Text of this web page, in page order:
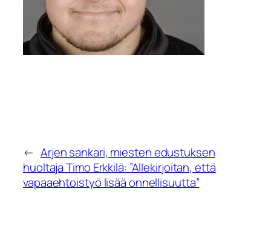
← Arjen sankari, miesten edustuksen
huoltaja Timo Erkkilä: ”Allekirjoitan, että
vapaaehtoistyö lisää onnellisuutta”